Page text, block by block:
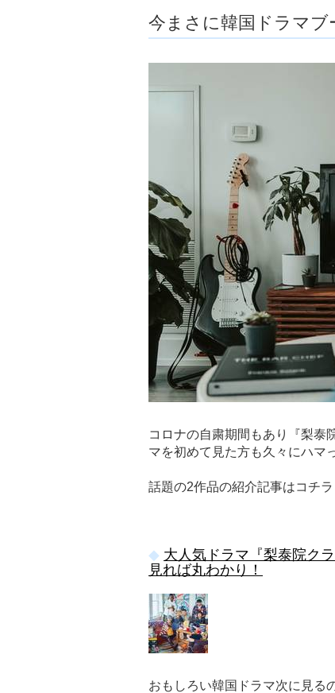
ア
-
今まさに韓国ドラマブ
コロナの自粛期間もあり『梨
マを初めて見た方も久々にハマ
話題の2作品の紹介記事はコチラ
大人気ドラマ『梨泰院ク
見れば丸わかり！
おもしろい韓国ドラマ次に見る